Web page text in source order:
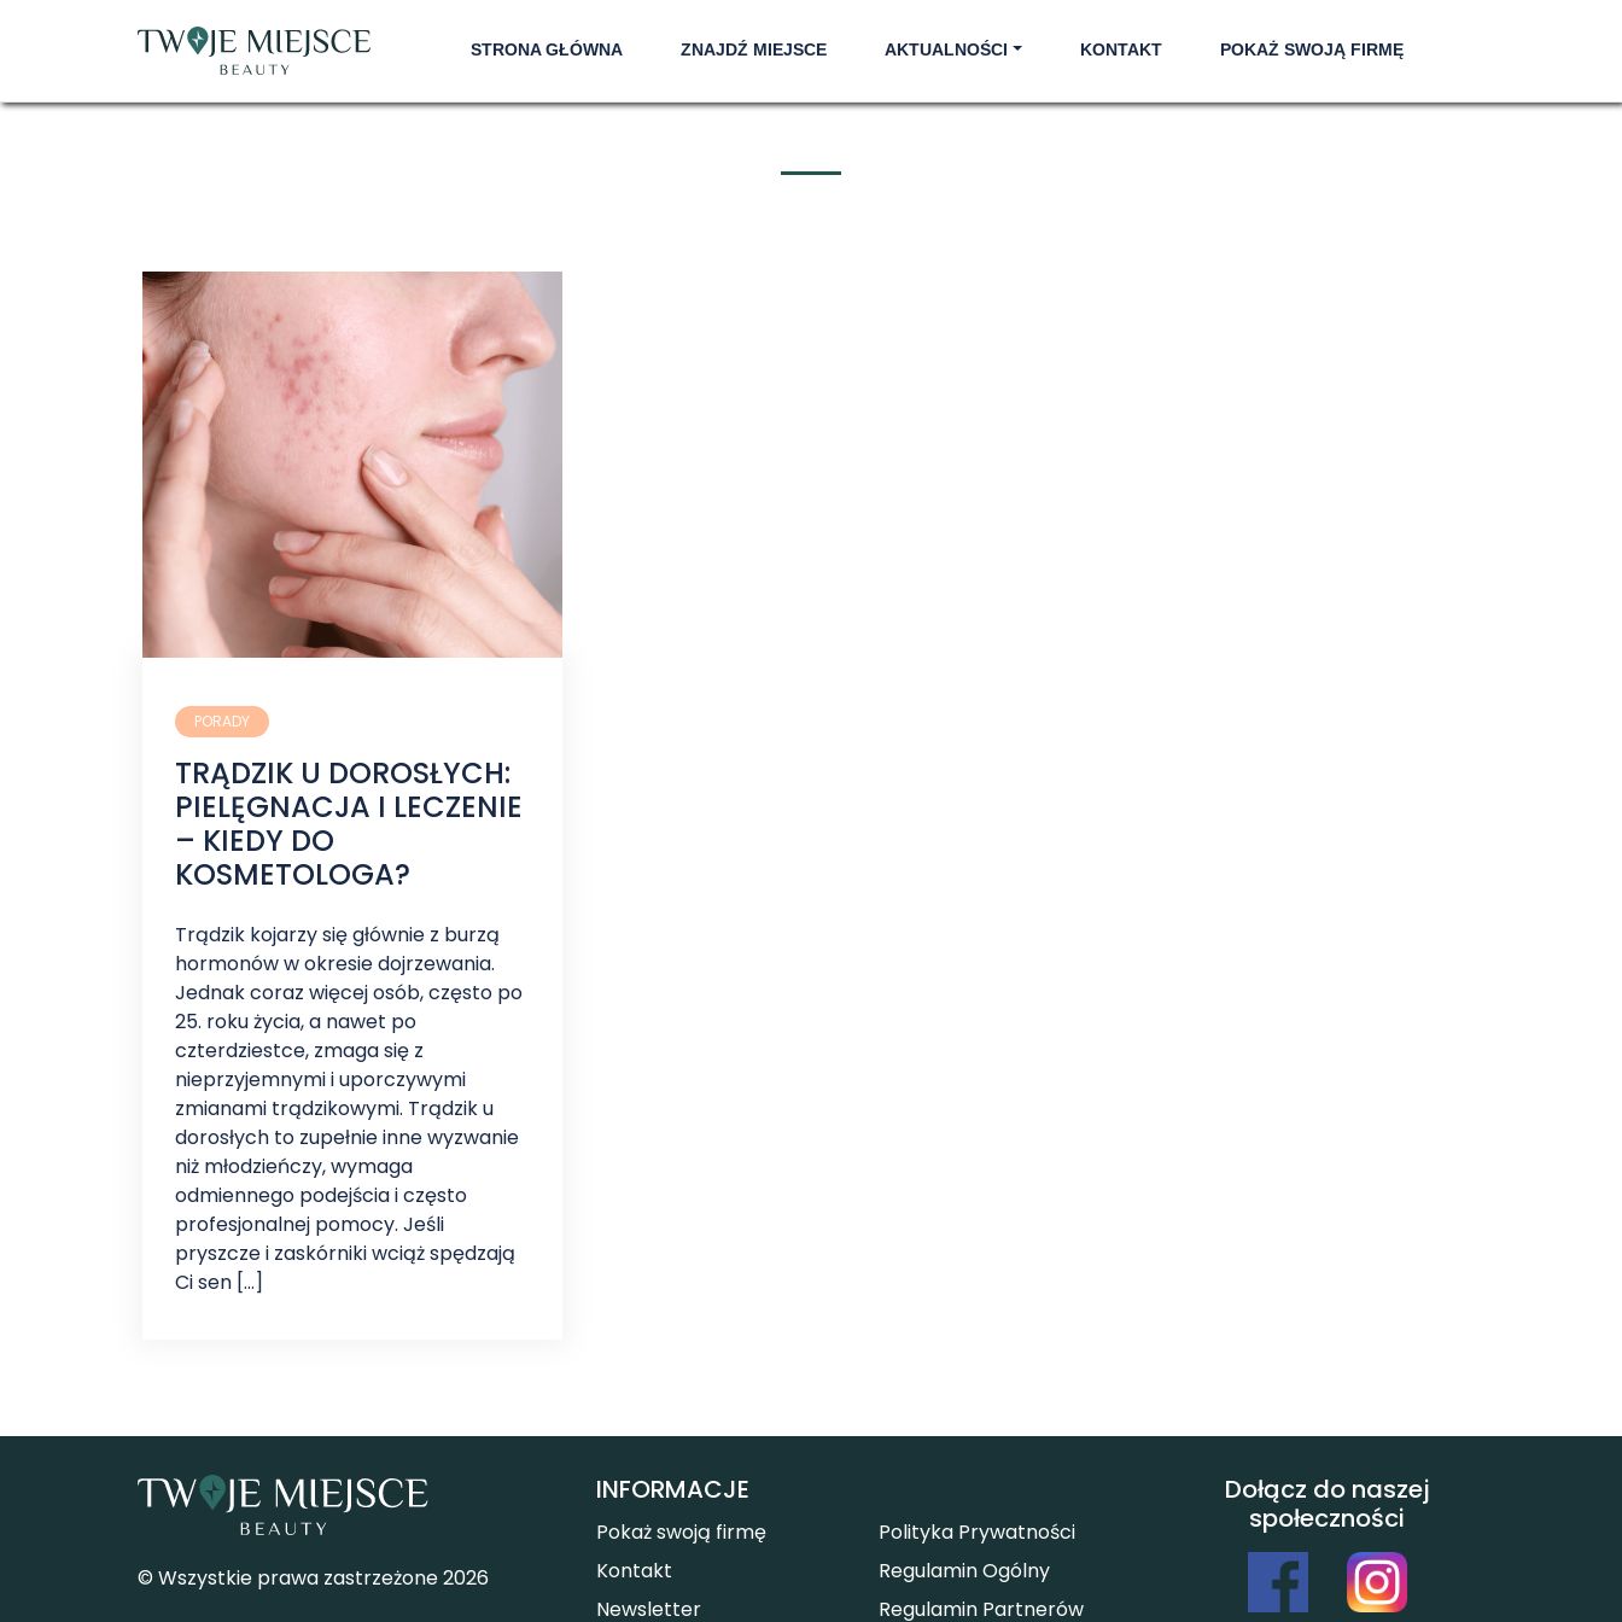
STRONA GŁÓWNA ZNAJDŹ MIEJSCE AKTUALNOŚCI KONTAKT POKAŻ SWOJĄ FIRMĘ
PORADY
TRĄDZIK U DOROSŁYCH:
PIELĘGNACJA I LECZENIE
– KIEDY DO
KOSMETOLOGA?
Trądzik kojarzy się głównie z burzą
hormonów w okresie dojrzewania.
Jednak coraz więcej osób, często po
25. roku życia, a nawet po
czterdziestce, zmaga się z
nieprzyjemnymi i uporczywymi
zmianami trądzikowymi. Trądzik u
dorosłych to zupełnie inne wyzwanie
niż młodzieńczy, wymaga
odmiennego podejścia i często
profesjonalnej pomocy. Jeśli
pryszcze i zaskórniki wciąż spędzają
Ci sen […]
© Wszystkie prawa zastrzeżone 2026
INFORMACJE
Pokaż swoją firmę
Kontakt
Newsletter
Polityka Prywatności
Regulamin Ogólny
Regulamin Partnerów
Dołącz do naszej
społeczności